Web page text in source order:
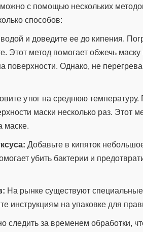
с помощью нескольких
способов:
и доведите ее до кипения.
Этот метод помогает обжечь
поверхности. Однако, не
утюг на среднюю
маски несколько раз. Этот
маске.
Добавьте в кипяток
убить бактерии и
На рынке существуют
инструкциям на упаковке для
следить за временем обработки,